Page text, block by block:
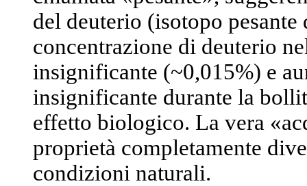
del deuterio (isotopo
concentrazione di deuterio
insignificante (~0,015%) e
insignificante durante la
effetto biologico. La vera
proprietà completamente
condizioni naturali.